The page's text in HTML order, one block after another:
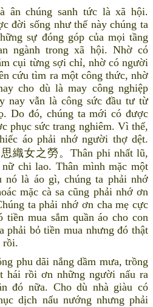
chúng sanh tức là xã hội.
đời sống như thế này chúng ta
sự đóng góp của mọi tầng
ngành trong xã hội. Nhờ có
cụi từng sợi chỉ, nhờ có người
cứu tìm ra một công thức, nhờ
cho dù là may công nghiệp
nay vẫn là công sức đầu tư từ
Do đó, chúng ta mới có được
phục sức trang nghiêm. Vì thế,
áo phải nhớ người thợ dệt.
織女之勞。Thân phi nhất lũ,
chi lao. Thân mình mặc một
nó là áo gì, chúng ta phải nhớ
mặc cà sa cũng phải nhớ ơn
ta phải nhớ ơn cha mẹ cực
tiền mua sắm quần áo cho con
phải bỏ tiền mua nhưng đó thật
rồi.
phu dãi nắng dầm mưa, trồng
hái rồi ơn những người nấu ra
đó nữa. Cho dù nhà giàu có
dịch nấu nướng nhưng phải